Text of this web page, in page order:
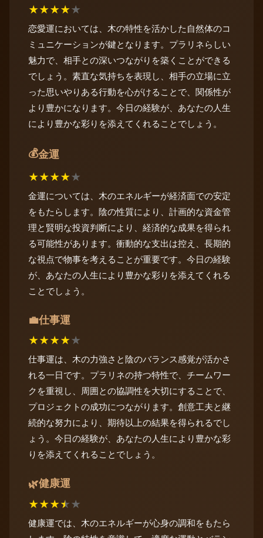
★★★★★
恋愛運においては、木の特性を活かした自然体のコ
ミュニケーションが鍵となります。プラリネらしい
魅力で、相手との深いつながりを築くことができる
でしょう。素直な気持ちを表現し、相手の立場に立
った思いやりある行動を心がけることで、関係性が
より豊かになります。今日の経験が、あなたの人生
により豊かな彩りを添えてくれることでしょう。
💰金運
★★★★★
金運については、木のエネルギーが経済面での安定
をもたらします。陰の性質により、計画的な資金管
理と賢明な投資判断により、経済的な成果を得られ
る可能性があります。衝動的な支出は控え、長期的
な視点で物事を考えることが重要です。今日の経験
が、あなたの人生により豊かな彩りを添えてくれる
ことでしょう。
💼仕事運
★★★★★
仕事運は、木の力強さと陰のバランス感覚が活かさ
れる一日です。プラリネの持つ特性で、チームワー
クを重視し、周囲との協調性を大切にすることで、
プロジェクトの成功につながります。創意工夫と継
続的な努力により、期待以上の結果を得られるでし
ょう。今日の経験が、あなたの人生により豊かな彩
りを添えてくれることでしょう。
🌿健康運
★★★★★
健康運では、木のエネルギーが心身の調和をもたら